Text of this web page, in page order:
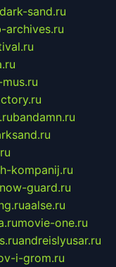
dark-sand.ru
archives.ru
mus.ru
bandamn.ru
kompanij.ru
guard.ru
aalse.ru
movie-one.ru
andreislyusar.ru
i-grom.ru